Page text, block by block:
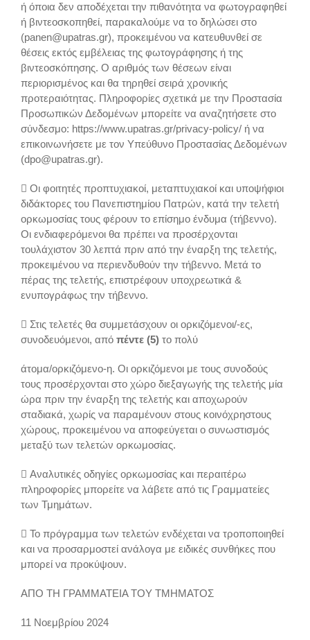
ή όποια δεν αποδέχεται την πιθανότητα να φωτογραφηθεί
ή βιντεοσκοπηθεί, παρακαλούμε να το δηλώσει στο
(panen@upatras.gr), προκειμένου να κατευθυνθεί σε
θέσεις εκτός εμβέλειας της φωτογράφησης ή της
βιντεοσκόπησης. Ο αριθμός των θέσεων είναι
περιορισμένος και θα τηρηθεί σειρά χρονικής
προτεραιότητας. Πληροφορίες σχετικά με την Προστασία
Προσωπικών Δεδομένων μπορείτε να αναζητήσετε στο
σύνδεσμο: https://www.upatras.gr/privacy-policy/ ή να
επικοινωνήσετε με τον Υπεύθυνο Προστασίας Δεδομένων
(dpo@upatras.gr).
 Οι φοιτητές προπτυχιακοί, μεταπτυχιακοί και υποψήφιοι
διδάκτορες του Πανεπιστημίου Πατρών, κατά την τελετή
ορκωμοσίας τους φέρουν το επίσημο ένδυμα (τήβεννο).
Οι ενδιαφερόμενοι θα πρέπει να προσέρχονται
τουλάχιστον 30 λεπτά πριν από την έναρξη της τελετής,
προκειμένου να περιενδυθούν την τήβεννο. Μετά το
πέρας της τελετής, επιστρέφουν υποχρεωτικά &
ενυπογράφως την τήβεννο.
 Στις τελετές θα συμμετάσχουν οι ορκιζόμενοι/-ες,
συνοδευόμενοι, από πέντε (5)το πολύ
άτομα/ορκιζόμενο-η. Οι ορκιζόμενοι με τους συνοδούς
τους προσέρχονται στο χώρο διεξαγωγής της τελετής μία
ώρα πριν την έναρξη της τελετής και αποχωρούν
σταδιακά, χωρίς να παραμένουν στους κοινόχρηστους
χώρους, προκειμένου να αποφεύγεται ο συνωστισμός
μεταξύ των τελετών ορκωμοσίας.
 Αναλυτικές οδηγίες ορκωμοσίας και περαιτέρω
πληροφορίες μπορείτε να λάβετε από τις Γραμματείες
των Τμημάτων.
 Το πρόγραμμα των τελετών ενδέχεται να τροποποιηθεί
και να προσαρμοστεί ανάλογα με ειδικές συνθήκες που
μπορεί να προκύψουν.
ΑΠΟ ΤΗ ΓΡΑΜΜΑΤΕΙΑ ΤΟΥ ΤΜΗΜΑΤΟΣ
11 Νοεμβρίου 2024